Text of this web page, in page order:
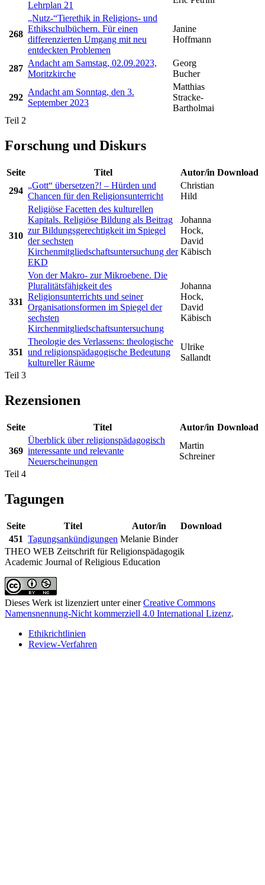
Lehrplan 21
268
„Nutz-“Tierethik in Religions- und
Ethikschulbüchern. Für einen
differenzierten Umgang mit neu
entdeckten Problemen
Janine
Hoffmann
287
Andacht am Samstag, 02.09.2023,
Moritzkirche
Georg
Bucher
292
Andacht am Sonntag, den 3.
September 2023
Matthias
Stracke-
Bartholmai
Teil 2
Forschung und Diskurs
Seite Titel Autor/in Download
294
„Gott“ übersetzen?! – Hürden und
Chancen für den Religionsunterricht
Christian
Hild
310
Religiöse Facetten des kulturellen
Kapitals. Religiöse Bildung als Beitrag
zur Bildungsgerechtigkeit im Spiegel
der sechsten
Kirchenmitgliedschaftsuntersuchung der
EKD
Johanna
Hock,
David
Käbisch
331
Von der Makro- zur Mikroebene. Die
Pluralitätsfähigkeit des
Religionsunterrichts und seiner
Organisationsformen im Spiegel der
sechsten
Kirchenmitgliedschaftsuntersuchung
Johanna
Hock,
David
Käbisch
351
Theologie des Verlassens: theologische
und religionspädagogische Bedeutung
kultureller Räume
Ulrike
Sallandt
Teil 3
Rezensionen
Seite Titel Autor/in Download
369
Überblick über religionspädagogisch
interessante und relevante
Neuerscheinungen
Martin
Schreiner
Teil 4
Tagungen
Seite Titel Autor/in
Download
451 Tagungsankündigungen Melanie Binder
THEO WEB Zeitschrift für Religionspädagogik
Academic Journal of Religious Education
Dieses Werk ist lizenziert unter einerCreative Commons
Namensnennung-Nicht kommerziell 4.0 International Lizenz.
Ethikrichtlinien
Review-Verfahren